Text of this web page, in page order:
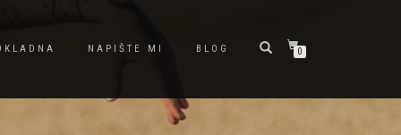
NAPIŠTE MI BLOG 0